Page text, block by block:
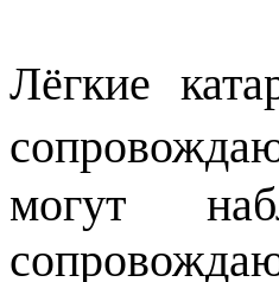
Лёгкие
могут